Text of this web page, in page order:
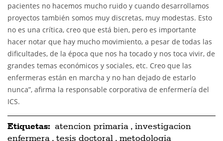
pacientes no hacemos mucho ruido y cuando desarrollamos
proyectos también somos muy discretas, muy modestas. Esto
no es una crítica, creo que está bien, pero es importante
hacer notar que hay mucho movimiento, a pesar de todas las
dificultades, de la época que nos ha tocado y nos toca vivir, de
grandes temas económicos y sociales, etc. Creo que las
enfermeras están en marcha y no han dejado de estarlo
nunca”, afirma la responsable corporativa de enfermería del
ICS.
Etiquetas: atencion primaria , investigacion
enfermera , tesis doctoral , metodologia